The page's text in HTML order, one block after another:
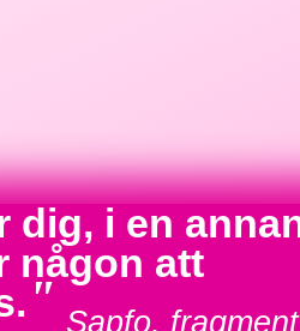
dig, i en
någon att
" Sapfo, fragment